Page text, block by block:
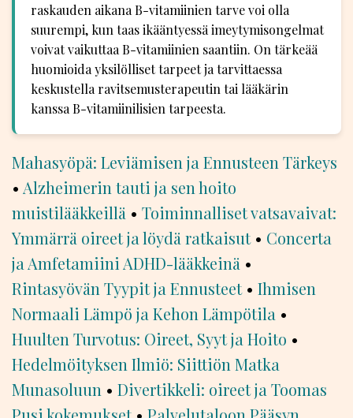
raskauden aikana B-vitamiinien tarve voi olla
suurempi, kun taas ikääntyessä imeytymisongelmat
voivat vaikuttaa B-vitamiinien saantiin. On tärkeää
huomioida yksilölliset tarpeet ja tarvittaessa
keskustella ravitsemusterapeutin tai lääkärin
kanssa B-vitamiinilisien tarpeesta.
Mahasyöpä: Leviämisen ja Ennusteen Tärkeys
• Alzheimerin tauti ja sen hoito
muistilääkkeillä • Toiminnalliset vatsavaivat:
Ymmärrä oireet ja löydä ratkaisut• Concerta
ja Amfetamiini ADHD-lääkkeinä •
Rintasyövän Tyypit ja Ennusteet• Ihmisen
Normaali Lämpö ja Kehon Lämpötila •
Huulten Turvotus: Oireet, Syyt ja Hoito •
Hedelmöityksen Ilmiö: Siittiön Matka
Munasoluun • Divertikkeli: oireet ja Toomas